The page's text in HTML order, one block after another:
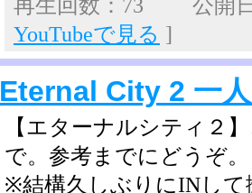
再生回数：73 公開
YouTubeで見る ]
Eternal City 2 一
【エターナルシティ２
で。参考までにどうぞ。
※結構久しぶりにINし